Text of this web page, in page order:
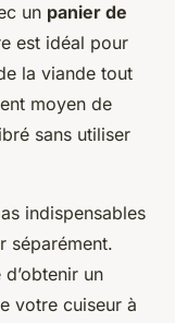
un panier de
est idéal pour
la viande tout
moyen de
sans utiliser
indispensables
séparément.
un
votre cuiseur à